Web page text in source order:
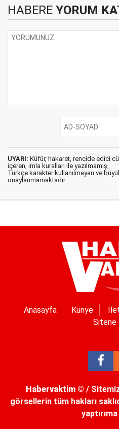
HABERE YORUM
UYARI: Küfür, hakaret, rencide edici
içeren, imla kuralları ile yazılmamış,
Türkçe karakter kullanılmayan ve
onaylanmamaktadır.
Anasayfa Künye
Sitene
Habervaktim © /
görsellerin tüm hakları